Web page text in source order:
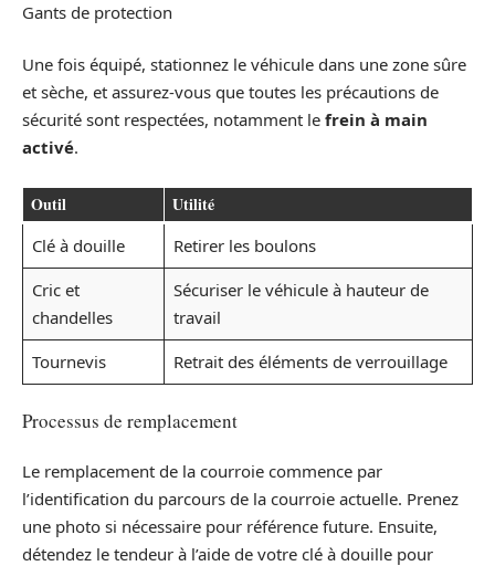
Gants de protection
Une fois équipé, stationnez le véhicule dans une zone sûre
et sèche, et assurez-vous que toutes les précautions de
sécurité sont respectées, notamment le frein à main
activé.
Outil Utilité
Clé à douille
Retirer les boulons
Cric et
chandelles
Sécuriser le véhicule à hauteur de
travail
Tournevis
Retrait des éléments de verrouillage
Processus de remplacement
Le remplacement de la courroie commence par
l’identification du parcours de la courroie actuelle. Prenez
une photo si nécessaire pour référence future. Ensuite,
détendez le tendeur à l’aide de votre clé à douille pour